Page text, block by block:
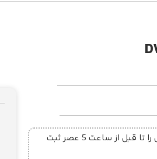
) اگر سفارش را تا قبل از ساعت 5 عصر ثبت